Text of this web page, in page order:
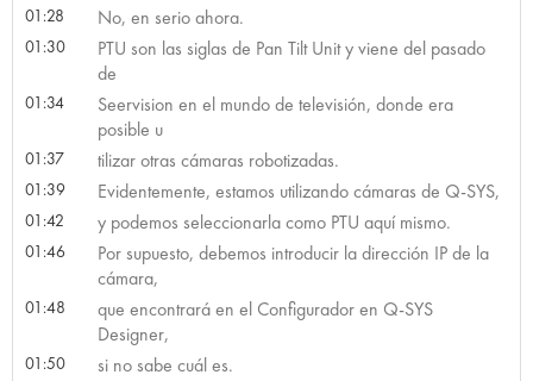
01:28 No, en serio ahora.
01:30
PTU son las siglas de Pan Tilt Unit y viene del pasado
de
01:34
Seervision en el mundo de televisión, donde era
posible u
01:37 tilizar otras cámaras robotizadas.
01:39 Evidentemente, estamos utilizando cámaras de Q-SYS,
01:42 y podemos seleccionarla como PTU aquí mismo.
01:46
Por supuesto, debemos introducir la dirección IP de la
cámara,
01:48
que encontrará en el Configurador en Q-SYS
Designer,
01:50 si no sabe cuál es.